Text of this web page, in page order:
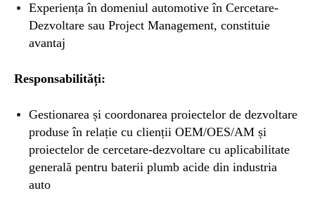
Experiența în domeniul automotive în Cercetare-
Dezvoltare sau Project Management, constituie
avantaj
Responsabilități:
Gestionarea și coordonarea proiectelor de dezvoltare
produse în relație cu clienții OEM/OES/AM și
proiectelor de cercetare-dezvoltare cu aplicabilitate
generală pentru baterii plumb acide din industria
auto